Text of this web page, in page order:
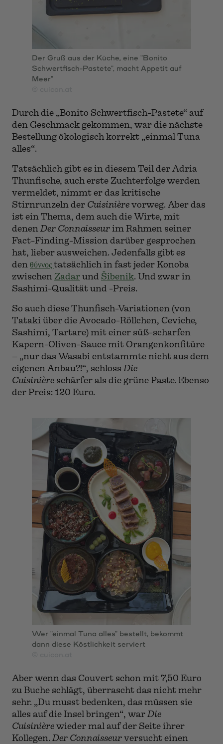
Der Gruß aus der Küche, eine "Bonito
Schwertfisch-Pastete", macht Appetit auf
Meer"
Durch die „Bonito Schwertfisch-Pastete“ auf
den Geschmack gekommen, war die nächste
Bestellung ökologisch korrekt „einmal Tuna
alles“.
Tatsächlich gibt es in diesem Teil der Adria
Thunfische, auch erste Zuchterfolge werden
vermeldet, nimmt er das kritische
Stirnrunzeln der Cuisinière vorweg. Aber das
ist ein Thema, dem auch die Wirte, mit
denenDer Connaisseur im Rahmen seiner
Fact-Finding-Mission darüber gesprochen
hat, lieber ausweichen. Jedenfalls gibt es
den θύννος tatsächlich in fast jeder Konoba
zwischen Zadar und Šibenik. Und zwar in
Sashimi-Qualität und -Preis.
So auch diese Thunfisch-Variationen (von
Tataki über die Avocado-Röllchen, Ceviche,
Sashimi, Tartare) mit einer süß-scharfen
Kapern-Oliven-Sauce mit Orangenkonfitüre
– „nur das Wasabi entstammte nicht aus dem
eigenen Anbau?!“, schlossDie
Cuisinière schärfer als die grüne Paste. Ebenso
der Preis: 120 Euro.
Wer "einmal Tuna alles" bestellt, bekommt
dann diese Köstlichkeit serviert
Aber wenn das Couvert schon mit 7,50 Euro
zu Buche schlägt, überrascht das nicht mehr
sehr. „Du musst bedenken, das müssen sie
alles auf die Insel bringen“, war Die
Cuisinière wieder mal auf der Seite ihrer
Kollegen. Der Connaisseur versucht einen